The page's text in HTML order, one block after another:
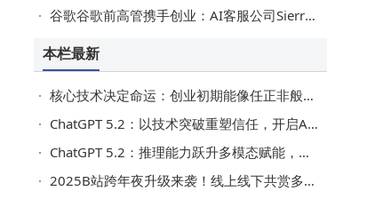
谷歌谷歌前高管携手创业：AI客服公司Sierra 21个月ARR破亿
本栏最新
核心技术决定命运：创业初期能像任正非般洞察关键者寥寥
ChatGPT 5.2：以技术突破重塑信任，开启AI伙伴新篇章
ChatGPT 5.2：推理能力跃升多模态赋能，能否重塑编程与商业新格局？
2025B站跨年夜升级来袭！线上线下共赏多元盛宴迎新年